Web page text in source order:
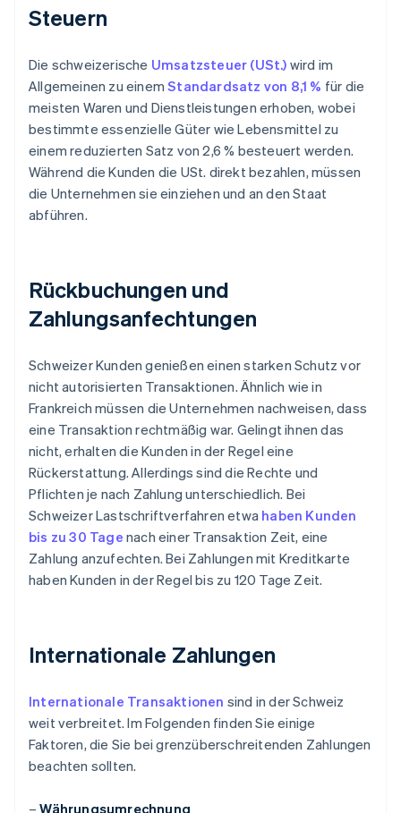
Steuern
Die schweizerische Umsatzsteuer (USt.) wird im
Allgemeinen zu einemStandardsatz von 8,1 % für die
meisten Waren und Dienstleistungen erhoben, wobei
bestimmte essenzielle Güter wie Lebensmittel zu
einem reduzierten Satz von 2,6 % besteuert werden.
Während die Kunden die USt. direkt bezahlen, müssen
die Unternehmen sie einziehen und an den Staat
abführen.
Rückbuchungen und
Zahlungsanfechtungen
Schweizer Kunden genießen einen starken Schutz vor
nicht autorisierten Transaktionen. Ähnlich wie in
Frankreich müssen die Unternehmen nachweisen, dass
eine Transaktion rechtmäßig war. Gelingt ihnen das
nicht, erhalten die Kunden in der Regel eine
Rückerstattung. Allerdings sind die Rechte und
Pflichten je nach Zahlung unterschiedlich. Bei
Schweizer Lastschriftverfahren etwa haben Kunden
bis zu 30 Tage nach einer Transaktion Zeit, eine
Zahlung anzufechten. Bei Zahlungen mit Kreditkarte
haben Kunden in der Regel bis zu 120 Tage Zeit.
Internationale Zahlungen
Internationale Transaktionen sind in der Schweiz
weit verbreitet. Im Folgenden finden Sie einige
Faktoren, die Sie bei grenzüberschreitenden Zahlungen
beachten sollten.
–Währungsumrechnung